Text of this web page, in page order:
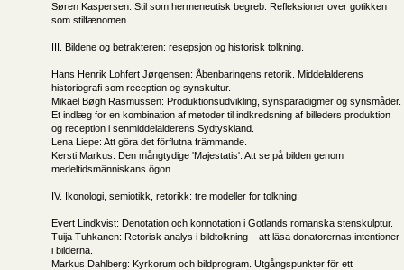
Søren Kaspersen: Stil som hermeneutisk begreb. Refleksioner over gotikken
som stilfænomen.
III. Bildene og betrakteren: resepsjon og historisk tolkning.
Hans Henrik Lohfert Jørgensen: Åbenbaringens retorik. Middelalderens
historiografi som reception og synskultur.
Mikael Bøgh Rasmussen: Produktionsudvikling, synsparadigmer og synsmåder.
Et indlæg for en kombination af metoder til indkredsning af billeders produktion
og reception i senmiddelalderens Sydtyskland.
Lena Liepe: Att göra det förflutna främmande.
Kersti Markus: Den mångtydige 'Majestatis'. Att se på bilden genom
medeltidsmänniskans ögon.
IV. Ikonologi, semiotikk, retorikk: tre modeller for tolkning.
Evert Lindkvist: Denotation och konnotation i Gotlands romanska stenskulptur.
Tuija Tuhkanen: Retorisk analys i bildtolkning – att läsa donatorernas intentioner
i bilderna.
Markus Dahlberg: Kyrkorum och bildprogram. Utgångspunkter för ett